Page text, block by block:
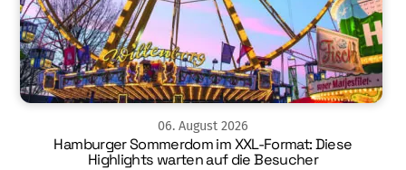
06. August 2026
Hamburger Sommerdom im XXL-Format: Diese
Highlights warten auf die Besucher